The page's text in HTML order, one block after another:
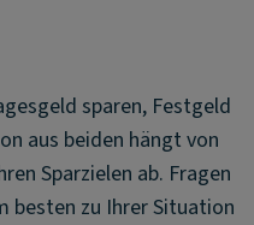
sparen, Festgeld
aus beiden hängt von
Sparzielen ab. Fragen
besten zu Ihrer Situation